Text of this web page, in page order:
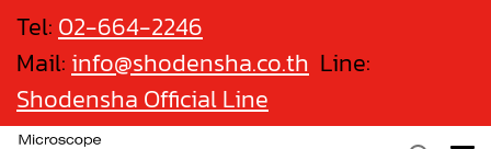
Tel: 02-664-2246
Mail: info@shodensha.co.th Line:
Shodensha Official Line